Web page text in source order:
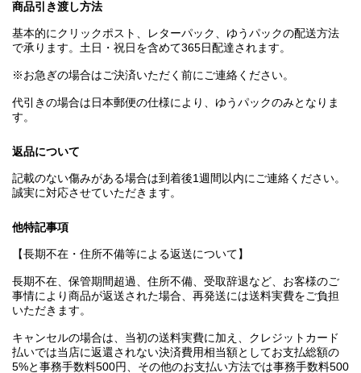
商品引き渡し方法
基本的にクリックポスト、レターパック、ゆうパックの配送方法
で承ります。土日・祝日を含めて365日配達されます。
※お急ぎの場合はご決済いただく前にご連絡ください。
代引きの場合は日本郵便の仕様により、ゆうパックのみとなりま
す。
返品について
記載のない傷みがある場合は到着後1週間以内にご連絡ください。
誠実に対応させていただきます。
他特記事項
【長期不在・住所不備等による返送について】
長期不在、保管期間超過、住所不備、受取辞退など、お客様のご
事情により商品が返送された場合、再発送には送料実費をご負担
いただきます。
キャンセルの場合は、当初の送料実費に加え、クレジットカード
払いでは当店に返還されない決済費用相当額としてお支払総額の
5%と事務手数料500円、その他のお支払い方法では事務手数料500